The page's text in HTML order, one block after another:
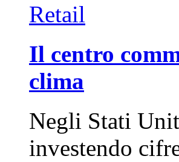
Retail
Il centro
clima
Negli Stati
investendo